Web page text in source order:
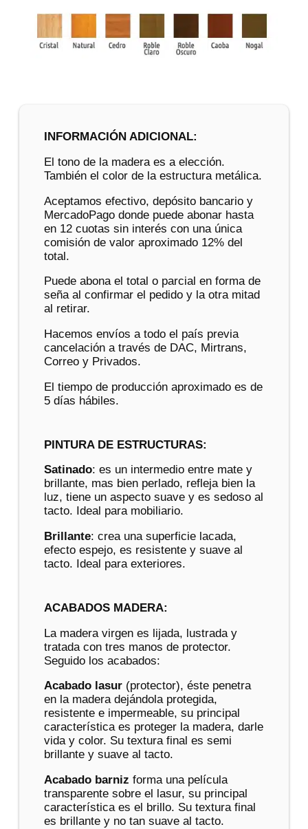
INFORMACIÓN ADICIONAL:
El tono de la madera es a elección.
También el color de la estructura metálica.
Aceptamos efectivo, depósito bancario y
MercadoPago donde puede abonar hasta
en 12 cuotas sin interés con una única
comisión de valor aproximado 12% del
total.
Puede abona el total o parcial en forma de
seña al confirmar el pedido y la otra mitad
al retirar.
Hacemos envíos a todo el país previa
cancelación a través de DAC, Mirtrans,
Correo y Privados.
El tiempo de producción aproximado es de
5 días hábiles.
PINTURA DE ESTRUCTURAS:
Satinado: es un intermedio entre mate y
brillante, mas bien perlado, refleja bien la
luz, tiene un aspecto suave y es sedoso al
tacto. Ideal para mobiliario.
Brillante: crea una superficie lacada,
efecto espejo, es resistente y suave al
tacto. Ideal para exteriores.
ACABADOS MADERA:
La madera virgen es lijada, lustrada y
tratada con tres manos de protector.
Seguido los acabados:
Acabado lasur(protector), éste penetra
en la madera dejándola protegida,
resistente e impermeable, su principal
característica es proteger la madera, darle
vida y color. Su textura final es semi
brillante y suave al tacto.
Acabado barniz forma una película
transparente sobre el lasur, su principal
característica es el brillo. Su textura final
es brillante y no tan suave al tacto.